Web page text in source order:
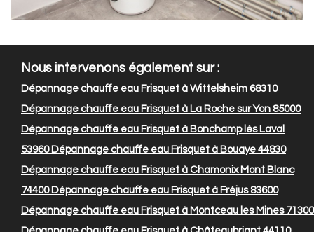
Nous intervenons également sur :
Dépannage chauffe eau Frisquet à Wittelsheim 68310
Dépannage chauffe eau Frisquet à La Roche sur Yon 85000
Dépannage chauffe eau Frisquet à Bonchamp lès Laval
53960Dépannage chauffe eau Frisquet à Bouaye 44830
Dépannage chauffe eau Frisquet à Chamonix Mont Blanc
74400Dépannage chauffe eau Frisquet à Fréjus 83600
Dépannage chauffe eau Frisquet à Montceau les Mines 71300